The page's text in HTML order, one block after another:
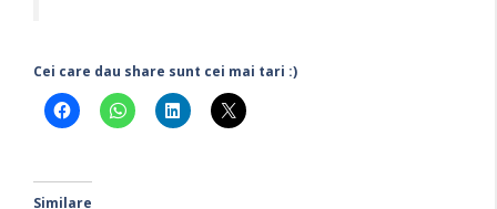
Cei care dau share sunt cei mai tari :)
Similare